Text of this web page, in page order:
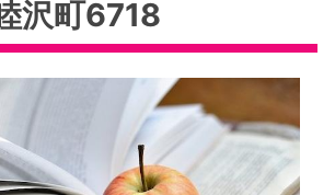
沢町6718